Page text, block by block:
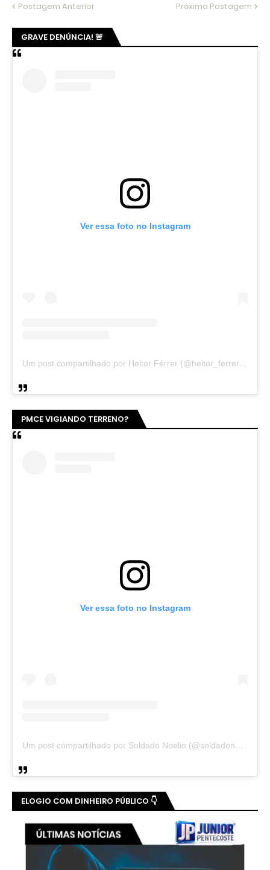
Postagem Anterior Próxima Postagem
GRAVE DENÚNCIA! 🚨
Ver essa foto no Instagram
Um post compartilhado por Heitor Férrer (@heitor_ferrer77)
PMCE VIGIANDO TERRENO?
Ver essa foto no Instagram
Um post compartilhado por Soldado Noelio (@soldadonoelio)
ELOGIO COM DINHEIRO PÚBLICO 👇